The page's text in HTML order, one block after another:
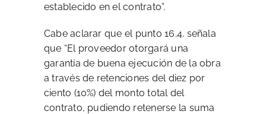
establecido en el contrato”.
Cabe aclarar que el punto 16.4. señala
que “El proveedor otorgará una
garantía de buena ejecución de la obra
a través de retenciones del diez por
ciento (10%) del monto total del
contrato, pudiendo retenerse la suma